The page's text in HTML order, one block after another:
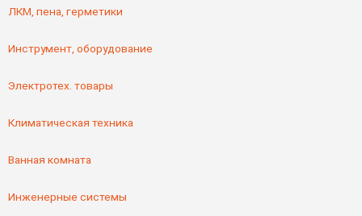
ЛКМ, пена, герметики
Инструмент, оборудование
Электротех. товары
Климатическая техника
Ванная комната
Инженерные системы